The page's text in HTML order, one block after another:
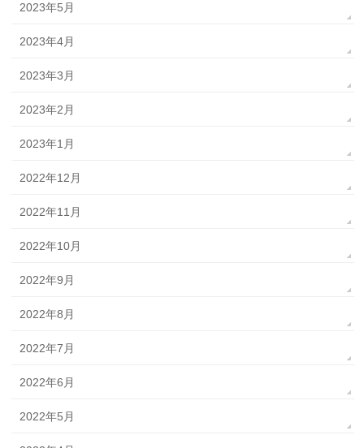
2023年5月
2023年4月
2023年3月
2023年2月
2023年1月
2022年12月
2022年11月
2022年10月
2022年9月
2022年8月
2022年7月
2022年6月
2022年5月